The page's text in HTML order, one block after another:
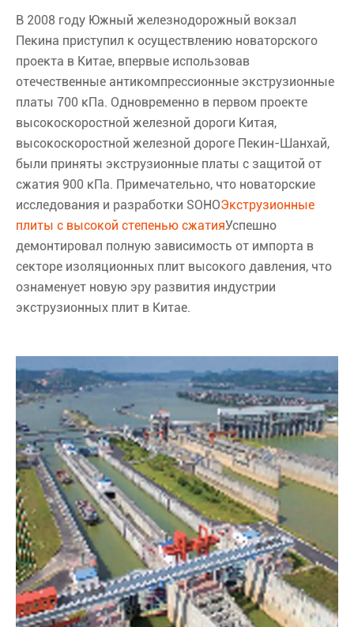
В 2008 году Южный железнодорожный вокзал
Пекина приступил к осуществлению новаторского
проекта в Китае, впервые использовав
отечественные антикомпрессионные экструзионные
платы 700 кПа. Одновременно в первом проекте
высокоскоростной железной дороги Китая,
высокоскоростной железной дороге Пекин-Шанхай,
были приняты экструзионные платы с защитой от
сжатия 900 кПа. Примечательно, что новаторские
исследования и разработки SOHOЭкструзионные
плиты с высокой степенью сжатияУспешно
демонтировал полную зависимость от импорта в
секторе изоляционных плит высокого давления, что
ознаменует новую эру развития индустрии
экструзионных плит в Китае.